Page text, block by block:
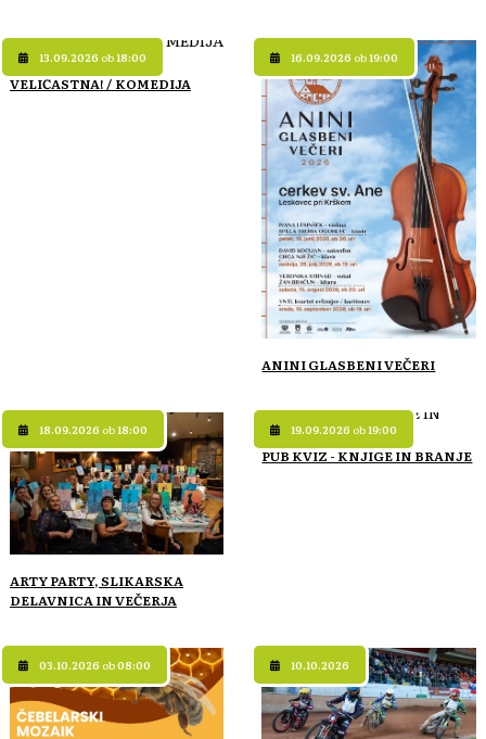
13.09.2026 ob18:00
VELIČASTNA! / KOMEDIJA
16.09.2026 ob19:00
ANINI GLASBENI VEČERI
18.09.2026 ob18:00
ARTY PARTY, SLIKARSKA
DELAVNICA IN VEČERJA
19.09.2026 ob19:00
PUB KVIZ - KNJIGE IN BRANJE
03.10.2026 ob08:00 10.10.2026